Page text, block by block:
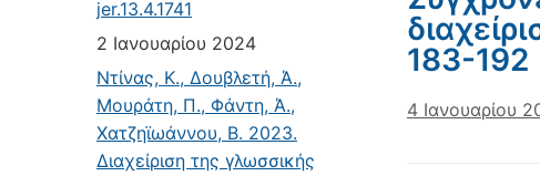
jer.13.4.1741
2 Ιανουαρίου 2024
Ντίνας, Κ., Δουβλετή, Ά.,
Μουράτη, Π., Φάντη, Ά.,
Χατζηϊωάννου, Β. 2023.
Διαχείριση της γλωσσικής
183-192
4 Ιανουαρίου